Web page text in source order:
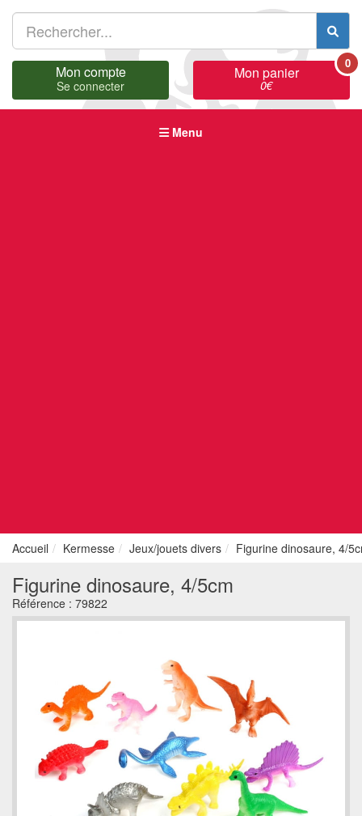
Mon compte
Se connecter
Mon panier
0€
0
Menu
Accueil Kermesse Jeux/jouets divers Figurine dinosaure, 4/
Figurine dinosaure, 4/5cm
Référence : 79822